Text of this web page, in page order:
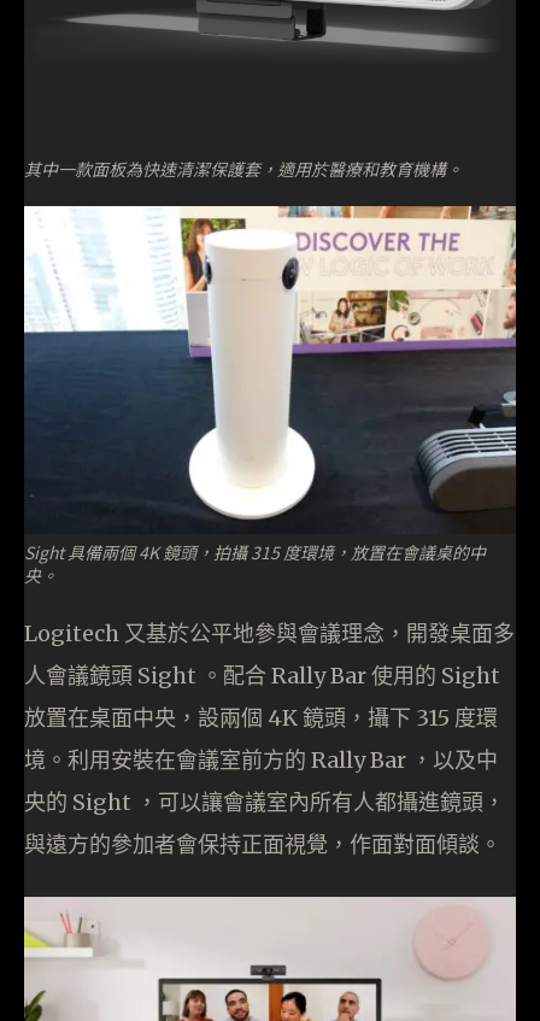
其中一款面板為快速清潔保護套，適用於醫療和教育機構。
Sight 具備兩個 4K 鏡頭，拍攝 315 度環境，放置在會議桌的中
央。
Logitech 又基於公平地參與會議理念，開發桌面多
人會議鏡頭 Sight 。配合 Rally Bar 使用的 Sight
放置在桌面中央，設兩個 4K 鏡頭，攝下 315 度環
境。利用安裝在會議室前方的 Rally Bar ，以及中
央的 Sight ，可以讓會議室內所有人都攝進鏡頭，
與遠方的參加者會保持正面視覺，作面對面傾談。